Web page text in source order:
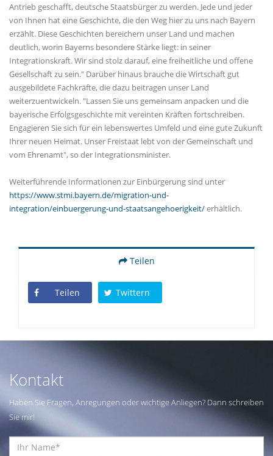
Antrieb geschafft, deutsche Staatsbürger zu werden. Jede und jeder
von Ihnen hat eine Geschichte, die den Weg hier zu uns nach Bayern
erzählt. Diese Geschichten bereichern unser Land und machen
deutlich, worin Bayerns besondere Stärke liegt: in seiner
Integrationskraft. Wir sind stolz darauf, eine freiheitliche und offene
Gesellschaft zu sein." Darüber hinaus brauche die Wirtschaft gut
ausgebildete Fachkräfte, die dazu beitragen unser Land
weiterzuentwickeln. "Lassen Sie uns gemeinsam anpacken und die
bayerische Erfolgsgeschichte mit vereinten Kräften fortschreiben.
Engagieren Sie sich für ein lebenswertes Umfeld und eine gute Zukunft
Ihrer neuen Heimat. Unser Freistaat lebt von der Gemeinschaft und
vom Ehrenamt", so der Integrationsminister.
Weiterführende Informationen zur Einbürgerung sind unter
https://www.stmi.bayern.de/migration-und-
integration/einbuergerung-und-staatsangehoerigkeit/erhältlich.
Teilen
Teilen Twittern
Kontakt
Haben Sie Fragen, Anregungen oder wichtige Anliegen? Dann schreiben
Sie mir!